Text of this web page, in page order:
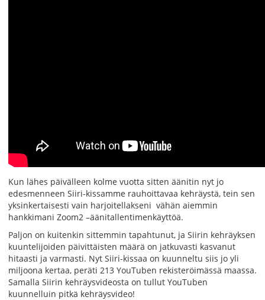
Kun lähes päivälleen kolme vuotta sitten äänitin nyt jo
edesmenneen Siiri-kissamme rauhoittavaa kehräystä, tein sen
yksinkertaisesti vain harjoitellakseni vähän aiemmin
hankkimani Zoom2 –äänitallentimenkäyttöä.
Paljon on kuitenkin sittemmin tapahtunut, ja Siirin kehräyksen
kuuntelijoiden päivittäisten määrä on jatkuvasti kasvanut
hitaasti ja varmasti. Nyt Siiri-kissaa on kuunneltu siis jo yli
miljoona kertaa, peräti 213 YouTuben rekisteröimässä maassa.
Samalla Siirin kehräysvideosta on tullut YouTuben
kuunnelluin pitkä kehräysvideo!